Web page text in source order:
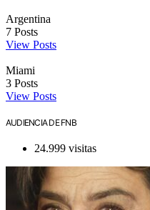
Argentina
7 Posts
View Posts
Miami
3 Posts
View Posts
AUDIENCIA DE FNB
24.999 visitas